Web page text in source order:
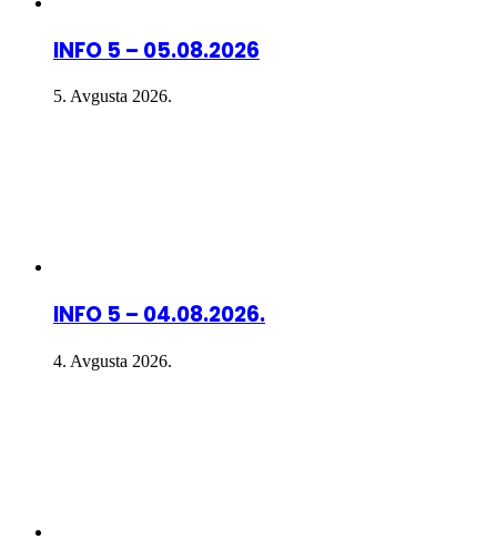
INFO 5 – 05.08.2026
5. Avgusta 2026.
INFO 5 – 04.08.2026.
4. Avgusta 2026.